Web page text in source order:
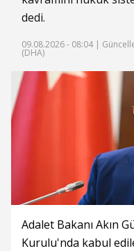
dedi.
09.08.2026 - 08:04 |
(DHA)
Adalet Bakanı Akın
Kurulu'nda kabul